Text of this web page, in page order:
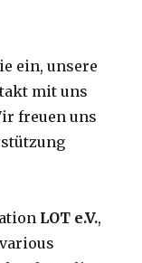
ein, unsere
mit uns
freuen uns
LOT e.V.,